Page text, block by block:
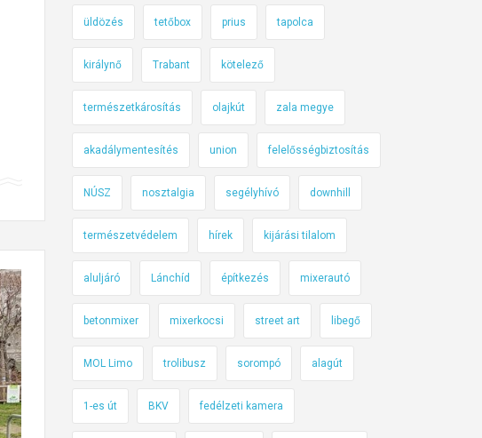
üldözés tetőbox prius tapolca
királynő Trabant kötelező
természetkárosítás olajkút zala megye
akadálymentesítés union felelősségbiztosítás
NÚSZ nosztalgia segélyhívó downhill
természetvédelem hírek kijárási tilalom
aluljáró Lánchíd építkezés mixerautó
betonmixer mixerkocsi street art libegő
MOL Limo trolibusz sorompó alagút
1-es út BKV fedélzeti kamera